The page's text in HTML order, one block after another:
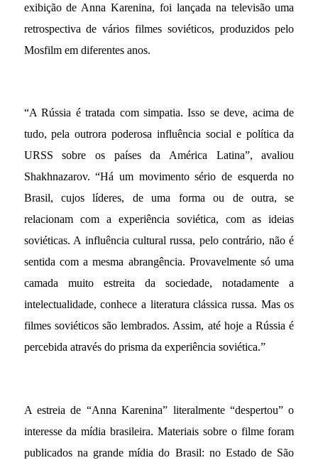
exibição de Anna Karenina, foi lançada na televisão uma
retrospectiva de vários filmes soviéticos, produzidos pelo
Mosfilm em diferentes anos.
“A Rússia é tratada com simpatia. Isso se deve, acima de
tudo, pela outrora poderosa influência social e política da
URSS sobre os países da América Latina”, avaliou
Shakhnazarov. “Há um movimento sério de esquerda no
Brasil, cujos líderes, de uma forma ou de outra, se
relacionam com a experiência soviética, com as ideias
soviéticas. A influência cultural russa, pelo contrário, não é
sentida com a mesma abrangência. Provavelmente só uma
camada muito estreita da sociedade, notadamente a
intelectualidade, conhece a literatura clássica russa. Mas os
filmes soviéticos são lembrados. Assim, até hoje a Rússia é
percebida através do prisma da experiência soviética.”
A estreia de “Anna Karenina” literalmente “despertou” o
interesse da mídia brasileira. Materiais sobre o filme foram
publicados na grande mídia do Brasil: no Estado de São